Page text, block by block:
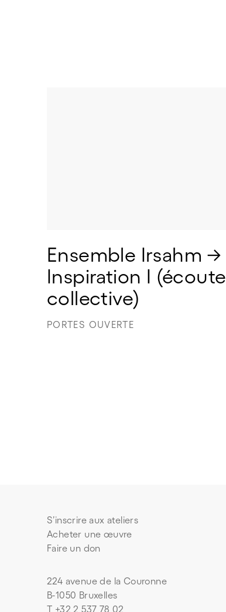
Ensemble Irsahm →
Inspiration I (écoute
collective)
PORTES OUVERTE
S’inscrire aux ateliers
Acheter une œuvre
Faire un don
224 avenue de la Couronne
B-1050 Bruxelles
T +32 2 537 78 02